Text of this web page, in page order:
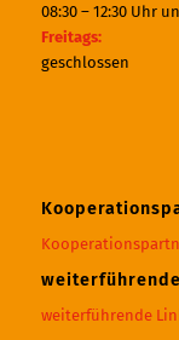
08:30 – 12:30 Uhr
Freitags:
geschlossen
weiterführende